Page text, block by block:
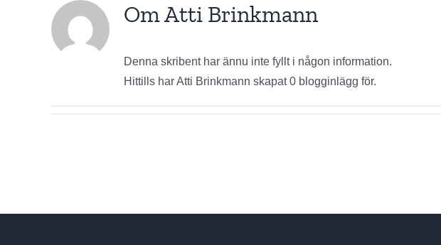
OmAtti Brinkmann
Denna skribent har ännu inte fyllt i någon information.
Hittills har Atti Brinkmann skapat 0 blogginlägg för.